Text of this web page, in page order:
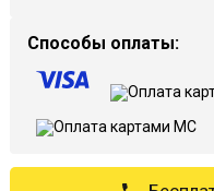
Способы оплаты: